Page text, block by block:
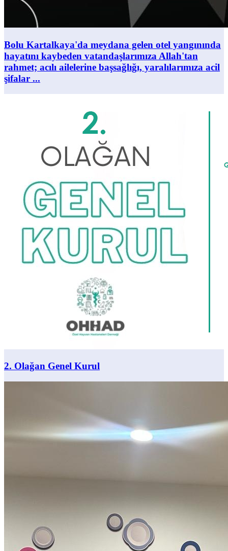
Bolu Kartalkaya'da meydana gelen otel yangınında
hayatını kaybeden vatandaşlarımıza Allah'tan
rahmet; acılı ailelerine başsağlığı, yaralılarımıza acil
şifalar ...
2. Olağan Genel Kurul